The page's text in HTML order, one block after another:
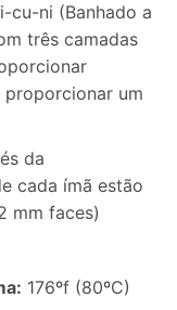
cu-ni (Banhado a
três camadas
um
da
cada ímã estão
mm faces)
: 176ºf (80ºC)